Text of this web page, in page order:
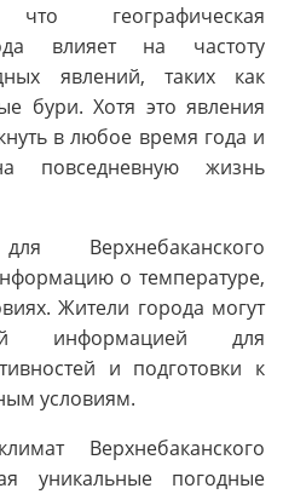
географическая
влияет на частоту
явлений, таких как
бури. Хотя это явления
в любое время года и
повседневную жизнь
Верхнебаканского
о температуре,
Жители города могут
информацией для
и подготовки к
условиям.
Верхнебаканского
уникальные погодные